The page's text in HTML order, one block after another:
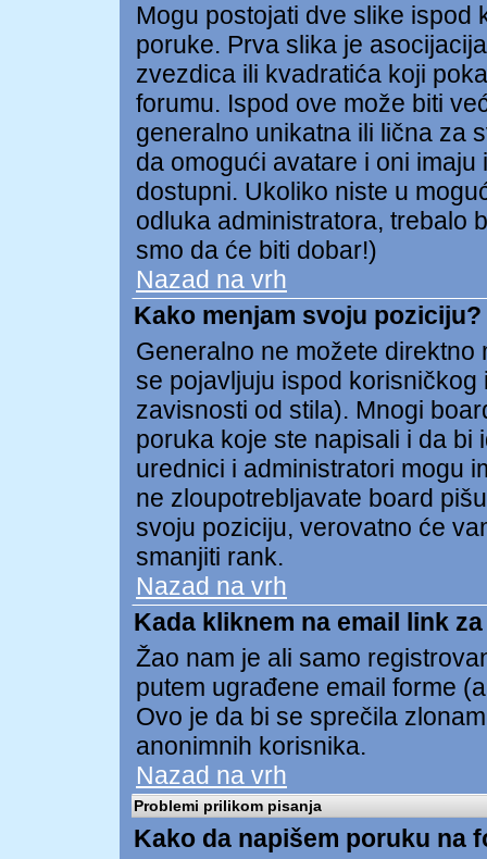
Mogu postojati dve slike ispod
poruke. Prva slika je
zvezdica ili kvadratića koji
forumu. Ispod ove može biti
generalno unikatna ili lična za
da omogući avatare i oni
dostupni. Ukoliko niste u
odluka administratora, trebalo
smo da će biti dobar!)
Nazad na vrh
Kako menjam svoju poziciju?
Generalno ne možete
se pojavljuju ispod
zavisnosti od stila). Mnogi
poruka koje ste napisali i da bi
urednici i administratori mogu
ne zloupotrebljavate board
svoju poziciju, verovatno će
smanjiti rank.
Nazad na vrh
Kada kliknem na email link
Žao nam je ali samo
putem ugrađene email forme
Ovo je da bi se sprečila
anonimnih korisnika.
Nazad na vrh
Problemi prilikom pisanja
Kako da napišem poruku na